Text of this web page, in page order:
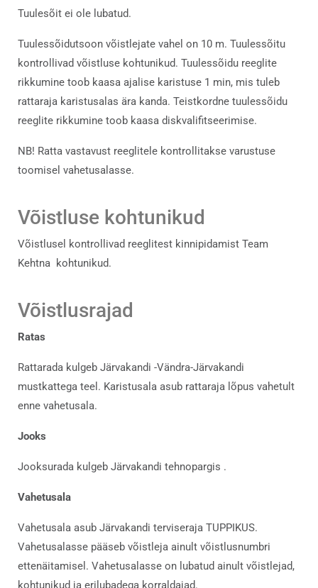
Tuulesõit ei ole lubatud.
Tuulessõidutsoon võistlejate vahel on 10 m. Tuulessõitu
kontrollivad võistluse kohtunikud. Tuulessõidu reeglite
rikkumine toob kaasa ajalise karistuse 1 min, mis tuleb
rattaraja karistusalas ära kanda. Teistkordne tuulessõidu
reeglite rikkumine toob kaasa diskvalifitseerimise.
NB! Ratta vastavust reeglitele kontrollitakse varustuse
toomisel vahetusalasse.
Võistluse kohtunikud
Võistlusel kontrollivad reeglitest kinnipidamist Team
Kehtna kohtunikud.
Võistlusrajad
Ratas
Rattarada kulgeb Järvakandi -Vändra-Järvakandi
mustkattega teel. Karistusala asub rattaraja lõpus vahetult
enne vahetusala.
Jooks
Jooksurada kulgeb Järvakandi tehnopargis .
Vahetusala
Vahetusala asub Järvakandi terviseraja TUPPIKUS.
Vahetusalasse pääseb võistleja ainult võistlusnumbri
ettenäitamisel. Vahetusalasse on lubatud ainult võistlejad,
kohtunikud ja erilubadega korraldajad.